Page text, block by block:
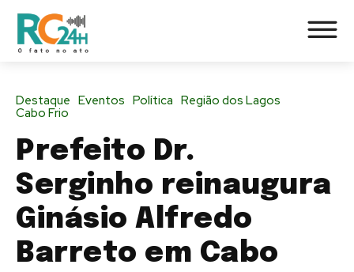
Destaque Eventos Política Região dos Lagos
Cabo Frio
Prefeito Dr.
Serginho reinaugura
Ginásio Alfredo
Barreto em Cabo